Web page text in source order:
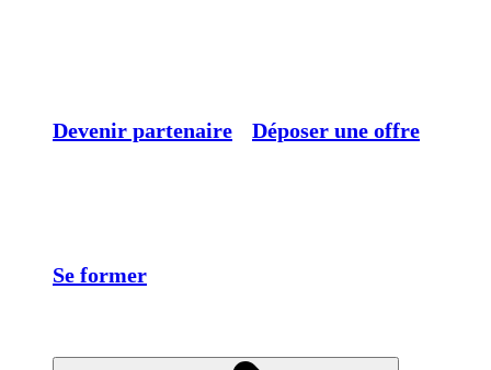
Devenir partenaire Déposer une offre
Se former